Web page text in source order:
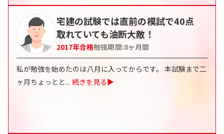
宅建の試験では直前の模試で40点
取れていても油断大敵！
2017年合格勉強期間:8ヶ月間
私が勉強を始めたのは八月に入ってからです。 本試験まで二
ヶ月ちょっとと... 続きを見る▶